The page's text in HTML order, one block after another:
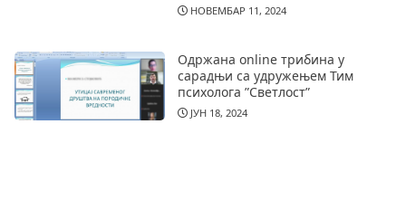
НОВЕМБАР 11, 2024
Одржана online трибина у
сарадњи са удружењем Тим
психолога ”Светлост”
ЈУН 18, 2024